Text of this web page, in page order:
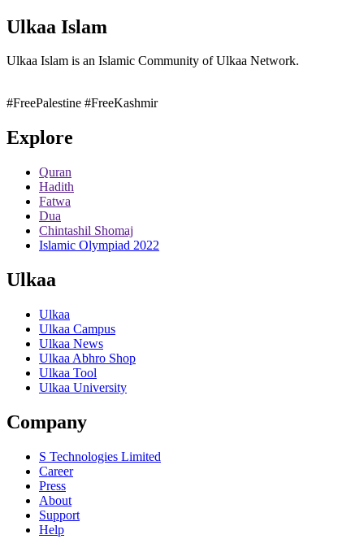
Ulkaa Islam
Ulkaa Islam is an Islamic Community of Ulkaa Network.
#FreePalestine #FreeKashmir
Explore
Quran
Hadith
Fatwa
Dua
Chintashil Shomaj
Islamic Olympiad 2022
Ulkaa
Ulkaa
Ulkaa Campus
Ulkaa News
Ulkaa Abhro Shop
Ulkaa Tool
Ulkaa University
Company
S Technologies Limited
Career
Press
About
Support
Help